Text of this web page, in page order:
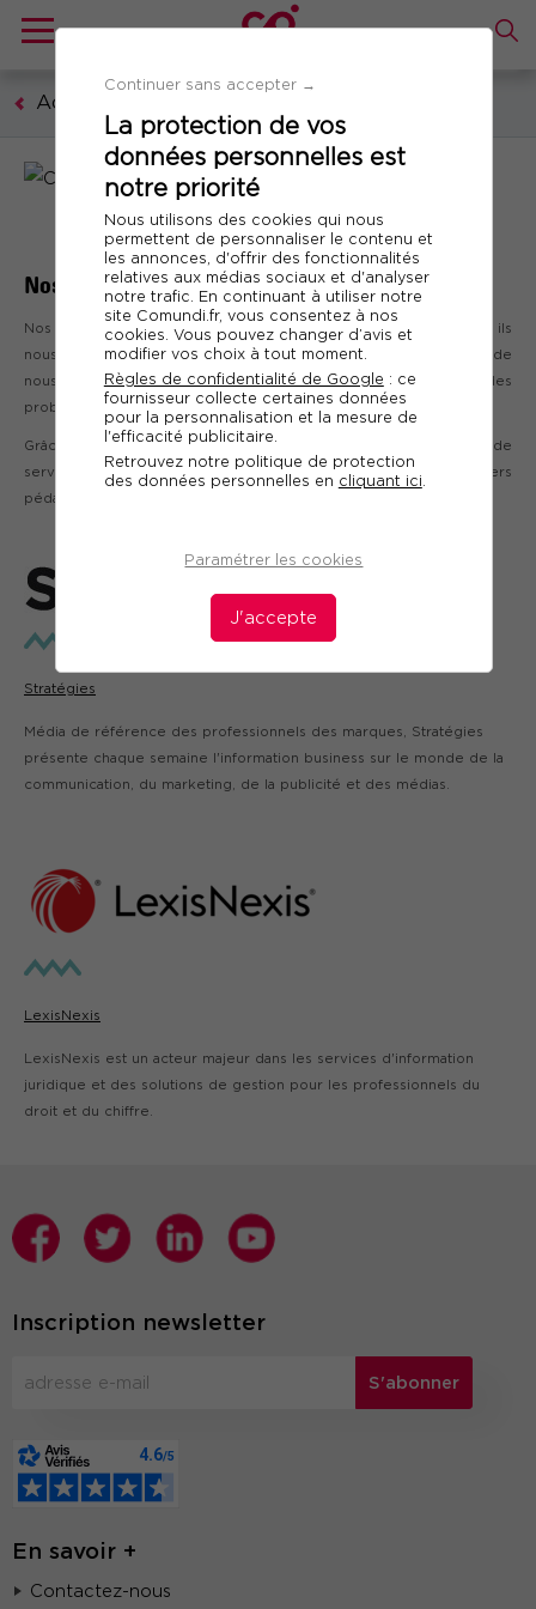
Continuer sans accepter →
La protection de vos
données personnelles est
notre priorité
Nous utilisons des cookies qui nous
permettent de personnaliser le contenu et
les annonces, d'offrir des fonctionnalités
relatives aux médias sociaux et d'analyser
notre trafic. En continuant à utiliser notre
site Comundi.fr, vous consentez à nos
cookies. Vous pouvez changer d’avis et
modifier vos choix à tout moment.
Règles de confidentialité de Google : ce
fournisseur collecte certaines données
pour la personnalisation et la mesure de
l'efficacité publicitaire.
Retrouvez notre politique de protection
des données personnelles en cliquant ici
Paramétrer les cookies
J'accepte
Accueil
Nos partenaires
Nos partenaires sont essentiels pour notre activité de formation : ils
nous permettent de mieux comprendre un secteur d'activité, de
nous faire bénéficier de leur expérience et de nous imprégner des
problématiques de certains secteurs d'activités.
Grâce à nos partenaires, vous pouvez également bénéficier de
services à des tarifs privilégiés (abonnements, dossiers
pédagogiques…)
Stratégies
Média de référence des professionnels des marques, Stratégies
présente chaque semaine l'information business sur le monde de la
communication, du marketing, de la publicité et des médias.
LexisNexis
LexisNexis est un acteur majeur dans les services d'information
juridique et des solutions de gestion pour les professionnels du
droit et du chiffre.
Inscription newsletter
S'abonner
En savoir +
Contactez-nous